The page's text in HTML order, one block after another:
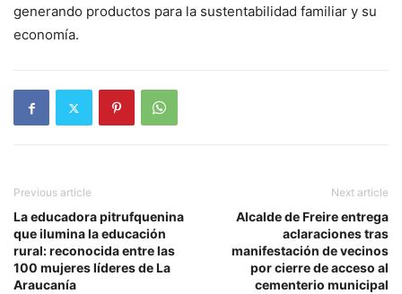
generando productos para la sustentabilidad familiar y su
economía.
Previous article
La educadora pitrufquenina
que ilumina la educación
rural: reconocida entre las
100 mujeres líderes de La
Araucanía
Next article
Alcalde de Freire entrega
aclaraciones tras
manifestación de vecinos
por cierre de acceso al
cementerio municipal